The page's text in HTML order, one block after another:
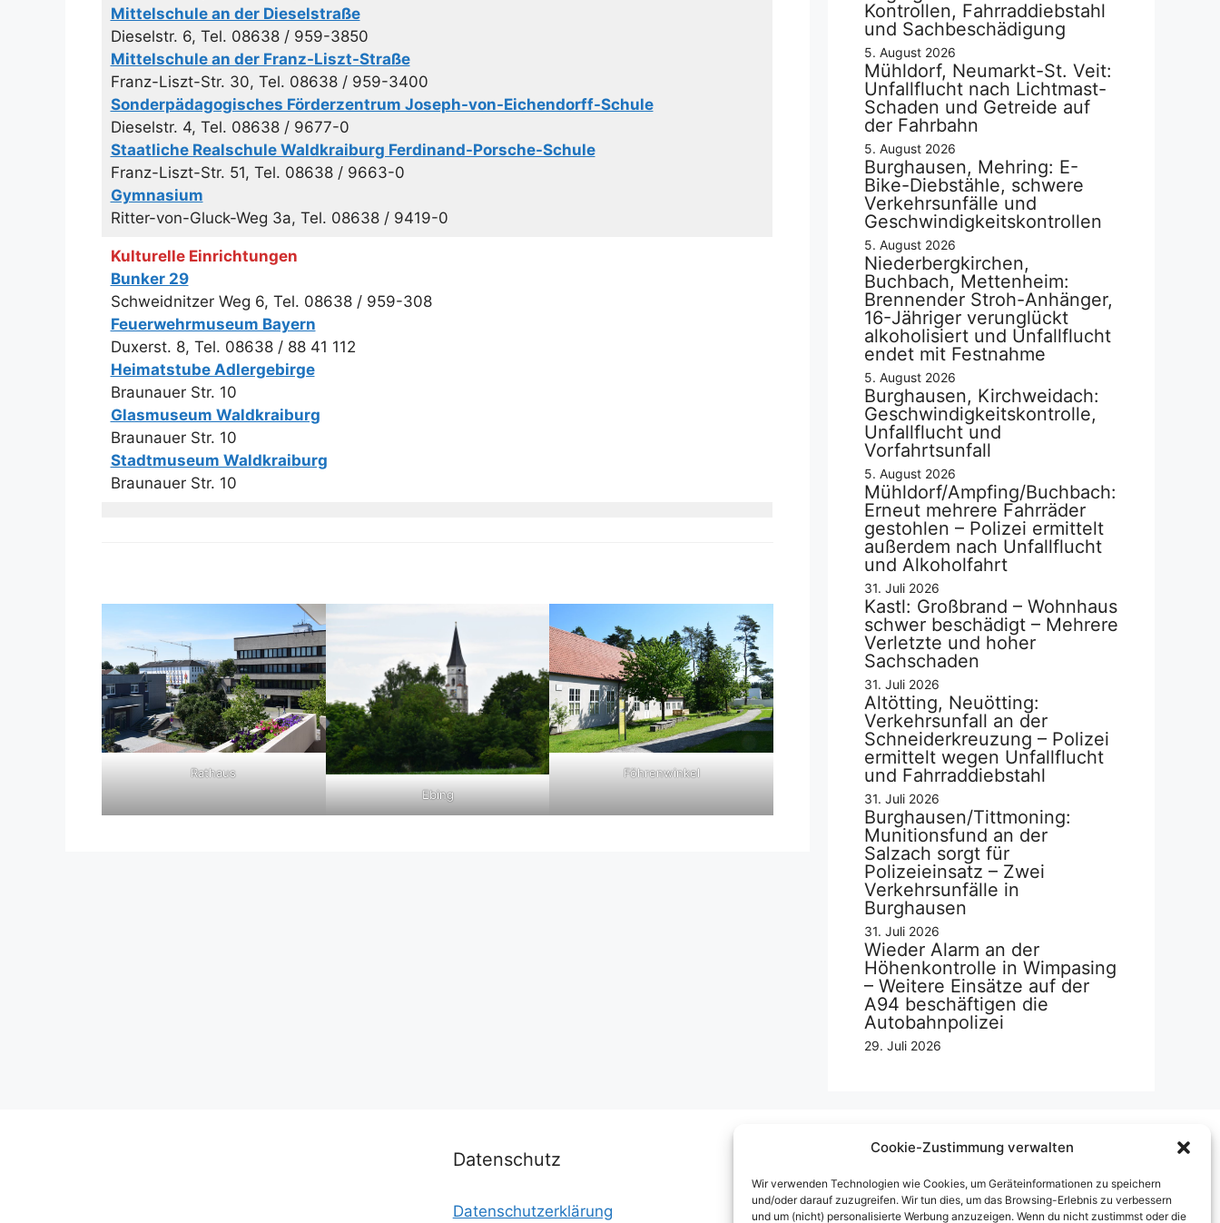
Cookie-Zustimmung verwalten
Wir verwenden Technologien wie Cookies, um Geräteinformationen zu speichern
und/oder darauf zuzugreifen. Wir tun dies, um das Browsing-Erlebnis zu verbessern
und um (nicht) personalisierte Werbung anzuzeigen. Wenn du nicht zustimmst oder die
Mittelschule an der Dieselstraße
Dieselstr. 6, Tel. 08638 / 959-3850
Mittelschule an der Franz-Liszt-Straße
Franz-Liszt-Str. 30, Tel. 08638 / 959-3400
Sonderpädagogisches Förderzentrum Joseph-von-Eichendorff-Schule
Dieselstr. 4, Tel. 08638 / 9677-0
Staatliche Realschule Waldkraiburg Ferdinand-Porsche-Schule
Franz-Liszt-Str. 51, Tel. 08638 / 9663-0
Gymnasium
Ritter-von-Gluck-Weg 3a, Tel. 08638 / 9419-0
Kulturelle Einrichtungen
Bunker 29
Schweidnitzer Weg 6, Tel. 08638 / 959-308
Feuerwehrmuseum Bayern
Duxerst. 8, Tel. 08638 / 88 41 112
Heimatstube Adlergebirge
Braunauer Str. 10
Glasmuseum Waldkraiburg
Braunauer Str. 10
Stadtmuseum Waldkraiburg
Braunauer Str. 10
Rathaus
Ebing
Föhrenwinkel
Kontrollen, Fahrraddiebstahl
und Sachbeschädigung
5. August 2026
Mühldorf, Neumarkt-St. Veit:
Unfallflucht nach Lichtmast-
Schaden und Getreide auf
der Fahrbahn
5. August 2026
Burghausen, Mehring: E-
Bike-Diebstähle, schwere
Verkehrsunfälle und
Geschwindigkeitskontrollen
5. August 2026
Niederbergkirchen,
Buchbach, Mettenheim:
Brennender Stroh-Anhänger,
16-Jähriger verunglückt
alkoholisiert und Unfallflucht
endet mit Festnahme
5. August 2026
Burghausen, Kirchweidach:
Geschwindigkeitskontrolle,
Unfallflucht und
Vorfahrtsunfall
5. August 2026
Mühldorf/Ampfing/Buchbach:
Erneut mehrere Fahrräder
gestohlen – Polizei ermittelt
außerdem nach Unfallflucht
und Alkoholfahrt
31. Juli 2026
Kastl: Großbrand – Wohnhaus
schwer beschädigt – Mehrere
Verletzte und hoher
Sachschaden
31. Juli 2026
Altötting, Neuötting:
Verkehrsunfall an der
Schneiderkreuzung – Polizei
ermittelt wegen Unfallflucht
und Fahrraddiebstahl
31. Juli 2026
Burghausen/Tittmoning:
Munitionsfund an der
Salzach sorgt für
Polizeieinsatz – Zwei
Verkehrsunfälle in
Burghausen
31. Juli 2026
Wieder Alarm an der
Höhenkontrolle in Wimpasing
– Weitere Einsätze auf der
A94 beschäftigen die
Autobahnpolizei
29. Juli 2026
Datenschutz
Datenschutzerklärung
Über uns
Impressum